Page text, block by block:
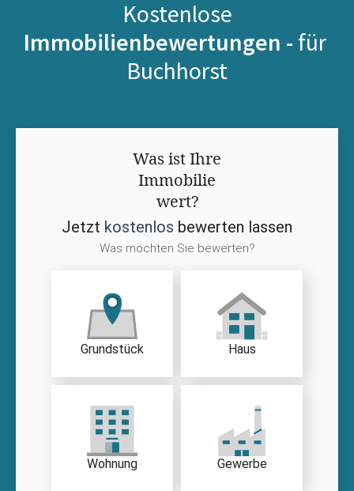
Kostenlose
Immobilienbewertungen - für
Buchhorst
Was ist Ihre
Immobilie
wert?
Jetzt kostenlos bewerten lassen
Was möchten Sie bewerten?
Grundstück Haus
Wohnung Gewerbe